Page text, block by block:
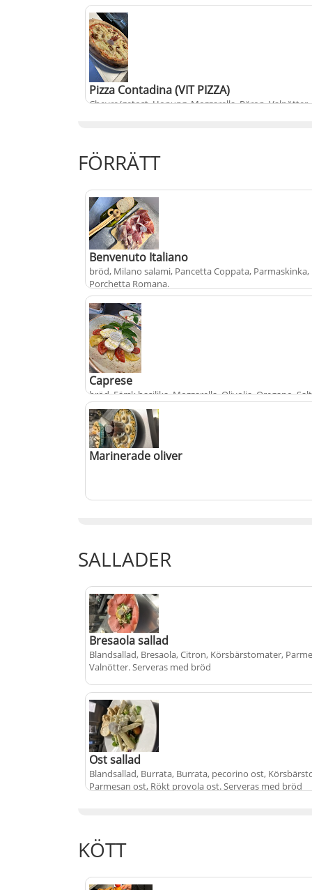
+ fr.från
Pizza Contadina (VIT PIZZA)
Chevre/getost, Honung, Mozzarella, Päron, Valnötter.
+ fr.från189 kr
FÖRRÄTT
Benvenuto Italiano
bröd, Milano salami, Pancetta Coppata, Parmaskinka,
Porchetta Romana.
+ 199 kr
Caprese
bröd, Färsk basilika, Mozzarella, Olivolja, Oregano,
svartpeppar, Tomatskivor
+ 169 kr
Marinerade oliver
SALLADER
Bresaola sallad
Blandsallad, Bresaola, Citron, Körsbärstomater,
Valnötter. Serveras med bröd
+ 229 kr
Ost sallad
Blandsallad, Burrata, Burrata, pecorino ost,
Parmesan ost, Rökt provola ost. Serveras med bröd
KÖTT